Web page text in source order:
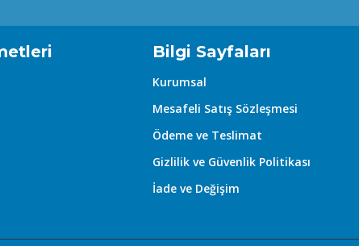
ve vanilya ile gourmand bir tatlılık sunarken, odunsu ve
ancak kısa sürede acı badem ve vanilyanın kremsi
hem tatlı hem de sofistike bir koku arayanlar için
Bilgi Sayfaları
Kurumsal
Mesafeli Satış Sözleşmesi
Ödeme ve Teslimat
Gizlilik ve Güvenlik Politikası
İade ve Değişim